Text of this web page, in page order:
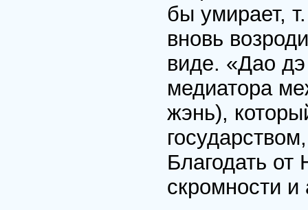
бы умирает,
вновь
виде. «Дао
медиатора
жэнь),
Благодать от
скромности и